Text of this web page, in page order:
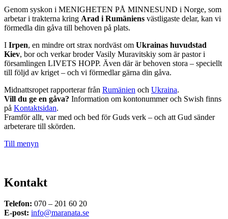
Genom syskon i MENIGHETEN PÅ MINNESUND i Norge, som
arbetar i trakterna kring Arad i Rumäniens västligaste delar, kan vi
förmedla din gåva till behoven på plats.
I Irpen, en mindre ort strax nordväst om Ukrainas huvudstad
Kiev, bor och verkar broder Vasily Muravitskiy som är pastor i
församlingen LIVETS HOPP. Även där är behoven stora – speciellt
till följd av kriget – och vi förmedlar gärna din gåva.
Midnattsropet rapporterar från Rumänien och Ukraina.
Vill du ge en gåva? Information om kontonummer och Swish finns
på Kontaktsidan.
Framför allt, var med och bed för Guds verk – och att Gud sänder
arbeterare till skörden.
Till menyn
Kontakt
Telefon: 070 – 201 60 20
E-post: info@maranata.se